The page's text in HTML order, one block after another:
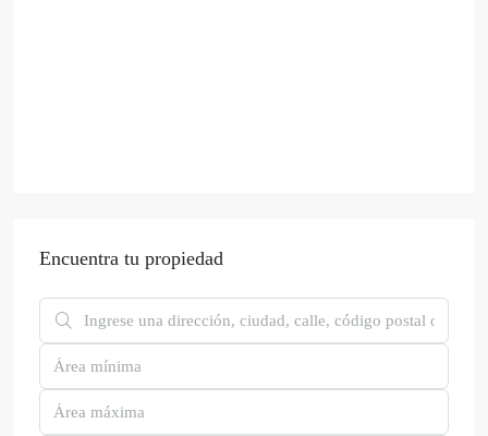
Encuentra tu propiedad